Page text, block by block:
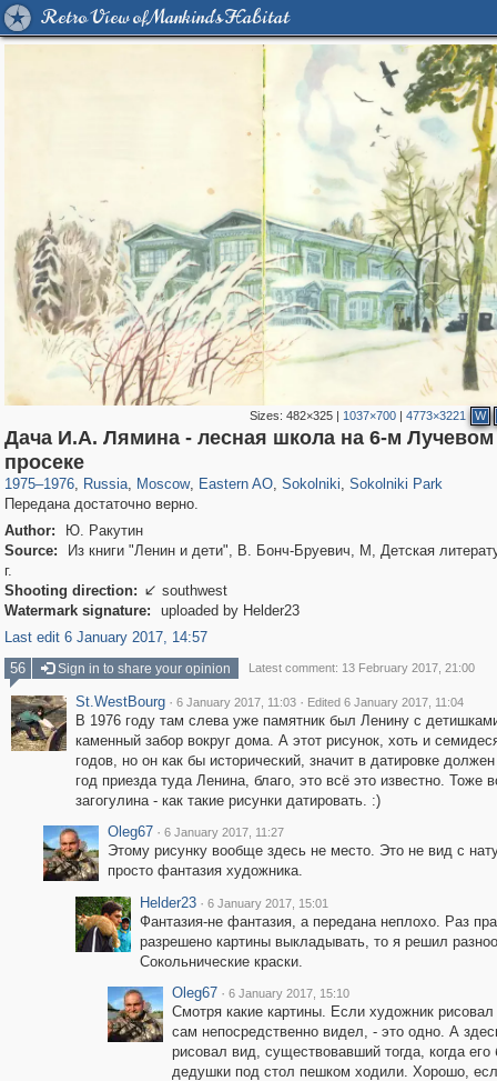
Retro View of Mankind's Habitat
Sizes: 482×325| 1037×700| 4773×3221 W
Дача И.А. Лямина - лесная школа на 6-м Лучевом
просеке
1975–1976, Russia, Moscow
319,780
, Eastern AO, Sokolniki, Sokolniki Park
Передана достаточно верно.
Author:
Ю. Ракутин
Source:
Из книги "Ленин и дети", В. Бонч-Бруевич, М, Детская
г.
Shooting direction:  southwest
Watermark signature:
uploaded by Helder23
Last edit 6 January 2017, 14:57
56
Sign in to share your opinion Latest comment: 13 February 2017, 21:00
St.WestBourg · 6 January 2017, 11:03 · Edited 6 January 2017, 11:04
В 1976 году там слева уже памятник был Ленину с
каменный забор вокруг дома. А этот рисунок, хоть и
годов, но он как бы исторический, значит в датировке должен
год приезда туда Ленина, благо, это всё это известно. Тоже
загогулина - как такие рисунки датировать. :)
Oleg67 · 6 January 2017, 11:27
Этому рисунку вообще здесь не место. Это не вид с
просто фантазия художника.
Helder23 · 6 January 2017, 15:01
Фантазия-не фантазия, а передана неплохо. Раз
разрешено картины выкладывать, то я решил
Сокольнические краски.
Oleg67 · 6 January 2017, 15:10
Смотря какие картины. Если художник рисовал
сам непосредственно видел, - это одно. А
рисовал вид, существовавший тогда, когда его
дедушки под стол пешком ходили. Хорошо,